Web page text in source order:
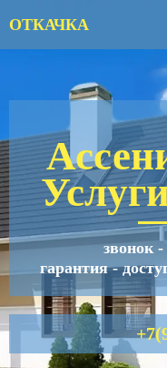
ОТКАЧКА
звонок -
гарантия -